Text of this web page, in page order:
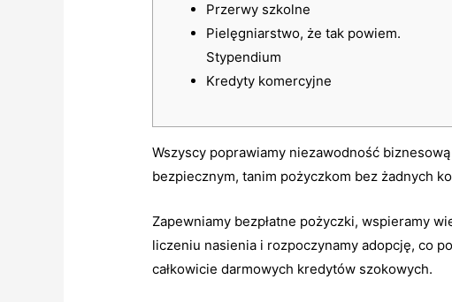
Przerwy szkolne
Pielęgniarstwo, że tak powiem.
Stypendium
Kredyty komercyjne
Wszyscy poprawiamy niezawodność
bezpiecznym, tanim pożyczkom bez żadnych
Zapewniamy bezpłatne pożyczki, wspieramy
liczeniu nasienia i rozpoczynamy adopcję, co
całkowicie darmowych kredytów szokowych.